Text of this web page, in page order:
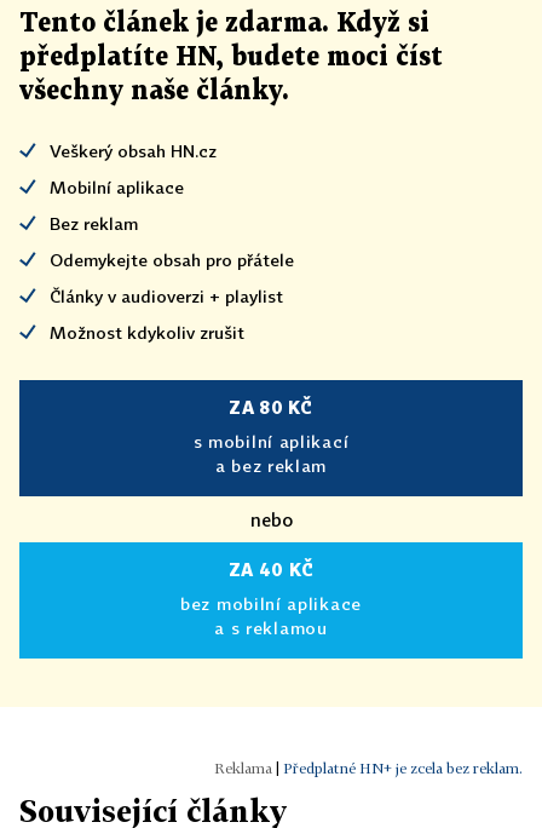
Tento článek je zdarma. Když si
předplatíte HN, budete moci číst
všechny naše články.
Veškerý obsah HN.cz
Mobilní aplikace
Bez reklam
Odemykejte obsah pro přátele
Články v audioverzi + playlist
Možnost kdykoliv zrušit
ZA 80 KČ
s mobilní aplikací
a bez reklam
nebo
ZA 40 KČ
bez mobilní aplikace
a s reklamou
Předplatné HN+ je zcela bez reklam.
Související články